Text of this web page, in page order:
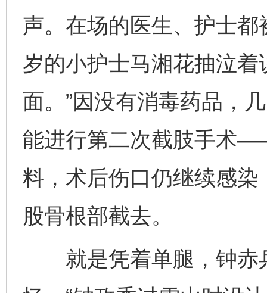
声。在场的医生、护士
岁的小护士马湘花抽泣着
面。”因没有消毒药品，
能进行第二次截肢手术
料，术后伤口仍继续感
股骨根部截去。
就是凭着单腿，钟赤